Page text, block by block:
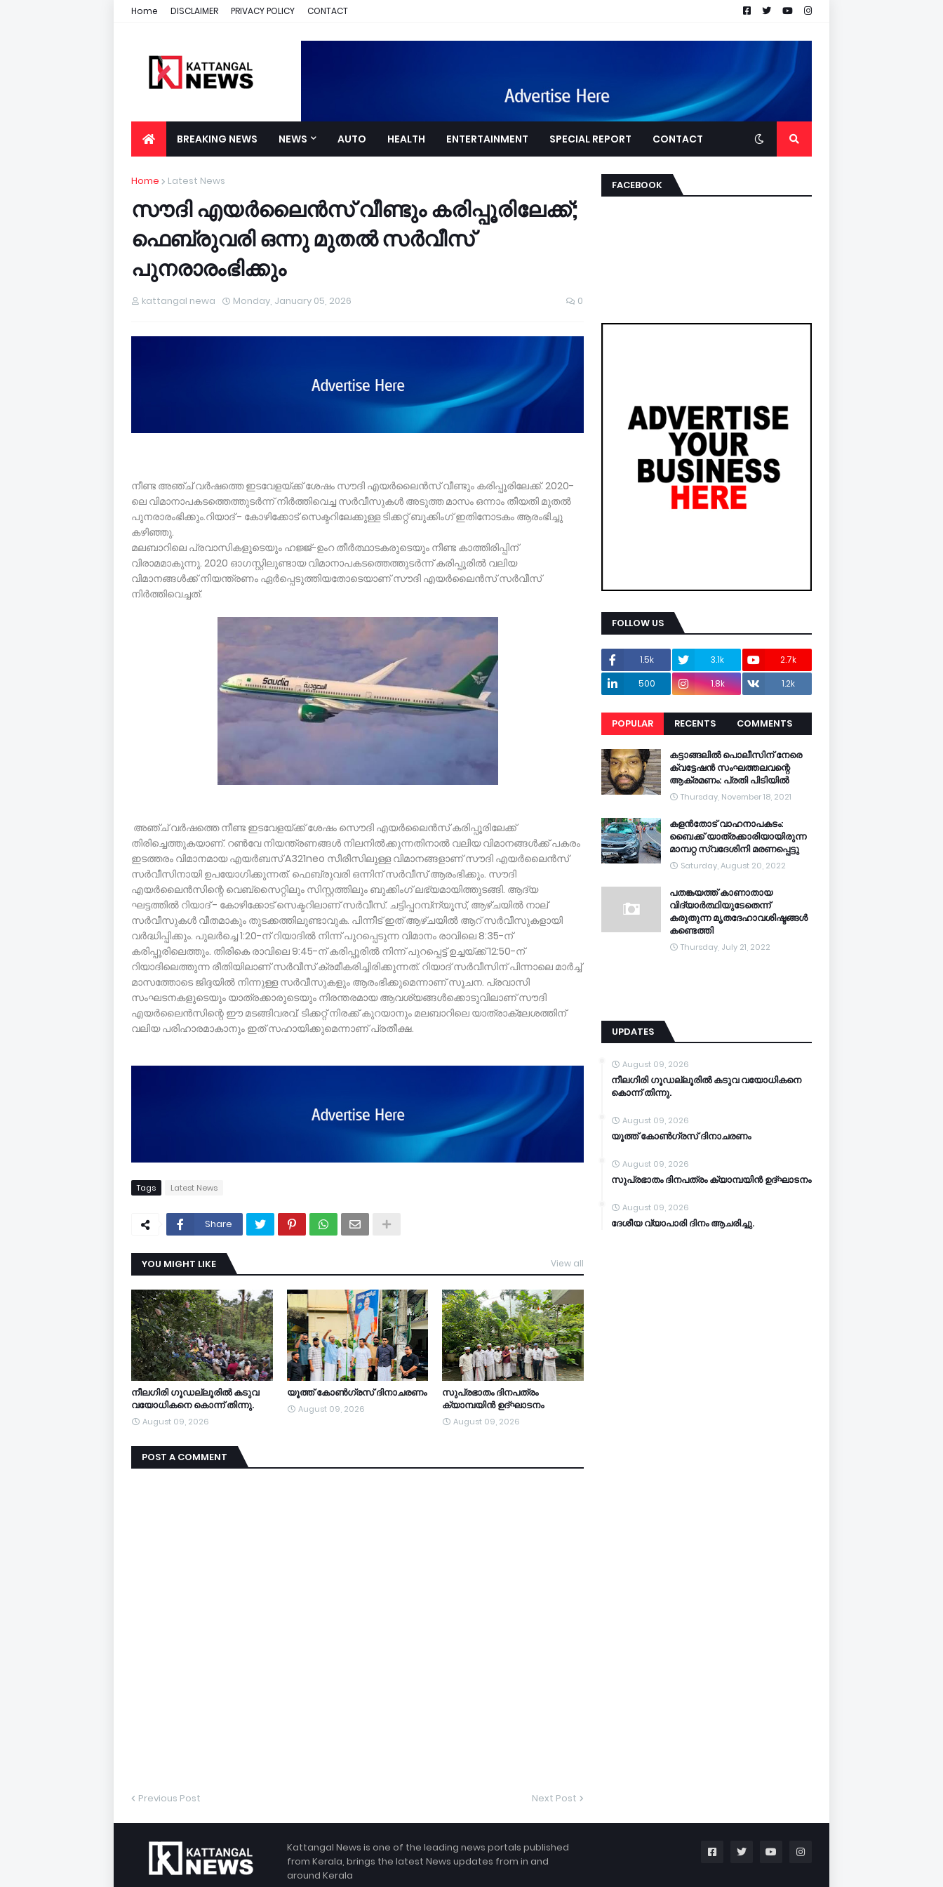
Home DISCLAIMER PRIVACY POLICY CONTACT
BREAKING NEWS NEWS AUTO HEALTH ENTERTAINMENT SPECIAL REPORT CONTACT
Home Latest News
സൗദി എയര്‍ലൈൻസ് വീണ്ടും കരിപ്പൂരിലേക്ക്;
ഫെബ്രുവരി ഒന്നു മുതല്‍ സര്‍വീസ്
പുനരാരംഭിക്കും
kattangal newa Monday, January 05, 2026 0
നീണ്ട അഞ്ച് വർഷത്തെ ഇടവേളയ്ക്ക് ശേഷം സൗദി എയർലൈൻസ് വീണ്ടും കരിപ്പൂരിലേക്ക്. 2020-
ലെ വിമാനാപകടത്തെത്തുടർന്ന് നിർത്തിവെച്ച സർവീസുകള്‍ അടുത്ത മാസം ഒന്നാം തീയതി മുതല്‍
പുനരാരംഭിക്കും.റിയാദ് - കോഴിക്കോട് സെക്ടറിലേക്കുള്ള ടിക്കറ്റ് ബുക്കിംഗ് ഇതിനോടകം ആരംഭിച്ചു
കഴിഞ്ഞു.
മലബാറിലെ പ്രവാസികളുടെയും ഹജ്ജ്-ഉംറ തീർത്ഥാടകരുടെയും നീണ്ട കാത്തിരിപ്പിന്
വിരാമമാകുന്നു. 2020 ഓഗസ്റ്റിലുണ്ടായ വിമാനാപകടത്തെത്തുടർന്ന് കരിപ്പൂരില്‍ വലിയ
വിമാനങ്ങള്‍ക്ക് നിയന്ത്രണം ഏർപ്പെടുത്തിയതോടെയാണ് സൗദി എയർലൈൻസ് സർവീസ്
നിർത്തിവെച്ചത്.
അഞ്ച് വർഷത്തെ നീണ്ട ഇടവേളയ്ക്ക് ശേഷം സൌദി എയർലൈൻസ് കരിപ്പൂരിലേക്ക്
തിരിച്ചെത്തുകയാണ്. റണ്‍വേ നിയന്ത്രണങ്ങള്‍ നിലനില്‍ക്കുന്നതിനാല്‍ വലിയ വിമാനങ്ങള്‍ക്ക് പകരം
ഇടത്തരം വിമാനമായ എയർബസ് A321neo സീരീസിലുള്ള വിമാനങ്ങളാണ് സൗദി എയർലൈൻസ്
സർവീസിനായി ഉപയോഗിക്കുന്നത്. ഫെബ്രുവരി ഒന്നിന് സർവീസ് ആരംഭിക്കും. സൗദി
എയർലൈൻസിന്റെ വെബ്‌സൈറ്റിലും സിസ്റ്റത്തിലും ബുക്കിംഗ് ലഭ്യമായിത്തുടങ്ങി. ആദ്യ
ഘട്ടത്തില്‍ റിയാദ് - കോഴിക്കോട് സെക്ടറിലാണ് സർവീസ്. ചട്ടിപ്പറമ്പ്ന്യൂസ്, ആഴ്ചയില്‍ നാല്
സർവീസുകള്‍ വീതമാകും തുടക്കത്തിലുണ്ടാവുക. പിന്നീട് ഇത് ആഴ്ചയില്‍ ആറ് സർവീസുകളായി
വർദ്ധിപ്പിക്കും. പുലർച്ചെ 1:20-ന് റിയാദില്‍ നിന്ന് പുറപ്പെടുന്ന വിമാനം രാവിലെ 8:35-ന്
കരിപ്പൂരിലെത്തും. തിരികെ രാവിലെ 9:45-ന് കരിപ്പൂരില്‍ നിന്ന് പുറപ്പെട്ട് ഉച്ചയ്ക്ക് 12:50-ന്
റിയാദിലെത്തുന്ന രീതിയിലാണ് സർവീസ് ക്രമീകരിച്ചിരിക്കുന്നത്. റിയാദ് സർവീസിന് പിന്നാലെ മാർച്ച്‌
മാസത്തോടെ ജിദ്ദയില്‍ നിന്നുള്ള സർവീസുകളും ആരംഭിക്കുമെന്നാണ് സൂചന. പ്രവാസി
സംഘടനകളുടെയും യാത്രക്കാരുടെയും നിരന്തരമായ ആവശ്യങ്ങള്‍ക്കൊടുവിലാണ് സൗദി
എയർലൈൻസിന്റെ ഈ മടങ്ങിവരവ്. ടിക്കറ്റ് നിരക്ക് കുറയാനും മലബാറിലെ യാത്രാക്ലേശത്തിന്
വലിയ പരിഹാരമാകാനും ഇത് സഹായിക്കുമെന്നാണ് പ്രതീക്ഷ.
Tags Latest News
Share
YOU MIGHT LIKE View all
നീലഗിരി ഗൂഡല്ലൂരിൽ കടുവ
വയോധികനെ കൊന്ന് തിന്നു.
August 09, 2026
യൂത്ത് കോൺഗ്രസ് ദിനാചരണം
August 09, 2026
സുപ്രഭാതം ദിനപത്രം
ക്യാമ്പയിൻ ഉദ്ഘാടനം
August 09, 2026
POST A COMMENT
Previous Post Next Post
FACEBOOK
FOLLOW US
1.5k 3.1k
2.7k
500
1.8k 1.2k
POPULAR RECENTS
COMMENTS
RECENTS
കട്ടാങ്ങലിൽ പൊലീസിന് നേരെ
ക്വട്ടേഷൻ സംഘത്തലവന്റെ
ആക്രമണം: പ്രതി പിടിയിൽ
Thursday, November 18, 2021
കളൻതോട് വാഹനാപകടം:
ബൈക്ക് യാത്രക്കാരിയായിരുന്ന
മാമ്പറ്റ സ്വദേശിനി മരണപ്പെട്ടു
Saturday, August 20, 2022
പതങ്കയത്ത് കാണാതായ
വിദ്യാർത്ഥിയുടേതെന്ന്
കരുതുന്ന മൃതദേഹാവശിഷ്ടങ്ങൾ
കണ്ടെത്തി
Thursday, July 21, 2022
UPDATES
August 09, 2026
നീലഗിരി ഗൂഡല്ലൂരിൽ കടുവ വയോധികനെ
കൊന്ന് തിന്നു.
August 09, 2026
യൂത്ത് കോൺഗ്രസ് ദിനാചരണം
August 09, 2026
സുപ്രഭാതം ദിനപത്രം ക്യാമ്പയിൻ ഉദ്ഘാടനം
August 09, 2026
ദേശീയ വ്യാപാരി ദിനം ആചരിച്ചു.
Kattangal News is one of the leading news portals published
from Kerala, brings the latest News updates from in and
around Kerala